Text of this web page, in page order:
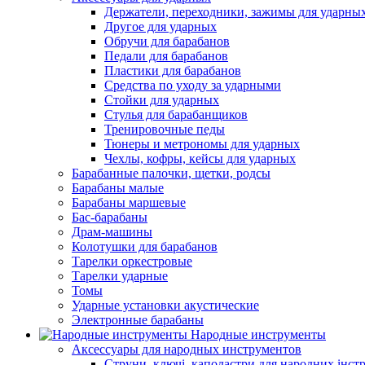
Держатели, переходники, зажимы для
Другое для ударных
Обручи для барабанов
Педали для барабанов
Пластики для барабанов
Средства по уходу за ударными
Стойки для ударных
Стулья для барабанщиков
Тренировочные педы
Тюнеры и метрономы для ударных
Чехлы, кофры, кейсы для ударных
Барабанные палочки, щетки, родсы
Барабаны малые
Барабаны маршевые
Бас-барабаны
Драм-машины
Колотушки для барабанов
Тарелки оркестровые
Тарелки ударные
Томы
Ударные установки акустические
Электронные барабаны
Народные инструменты
Аксессуары для народных инструментов